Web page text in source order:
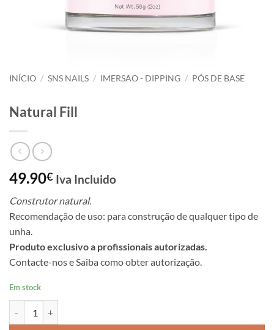
INÍCIO / SNS NAILS / IMERSÃO - DIPPING / PÓS DE BASE
Natural Fill
49.90€ Iva Incluido
Construtor natural.
Recomendação de uso: para construção de qualquer tipo de
unha.
Produto exclusivo a profissionais autorizadas.
Contacte-nos e Saiba como obter autorização.
Em stock